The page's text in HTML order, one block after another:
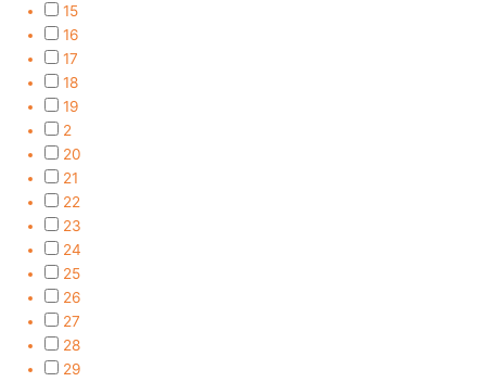
15
16
17
18
19
2
20
21
22
23
24
25
26
27
28
29